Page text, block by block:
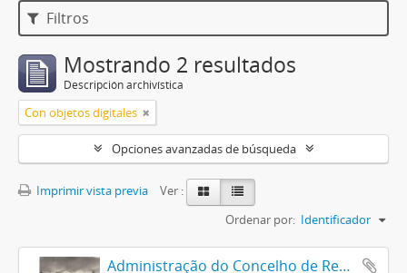
Filtros
Mostrando 2 resultados
Descripción archivística
Con objetos digitales
Opciones avanzadas de búsqueda
Imprimir vista previa
Ver :
Ordenar por: Identificador
Administração do Concelho de Reguengos